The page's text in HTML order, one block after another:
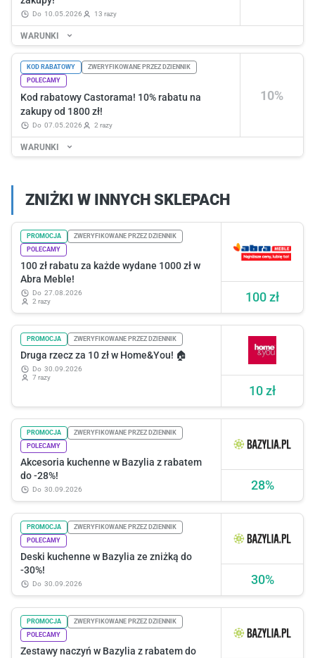
do 10.05.2026 13 razy
WARUNKI
10%
KOD RABATOWY
ZWERYFIKOWANE PRZEZ DZIENNIK
POLECAMY
Kod rabatowy Castorama! 10% rabatu na
zakupy od 1800 zł!
do 07.05.2026 2 razy
WARUNKI
ZNIŻKI W INNYCH SKLEPACH
100 zł
PROMOCJA
ZWERYFIKOWANE PRZEZ DZIENNIK
POLECAMY
100 zł rabatu za każde wydane 1000 zł w
Abra Meble!
do 27.08.2026
2 razy
10 zł
PROMOCJA ZWERYFIKOWANE PRZEZ DZIENNIK
Druga rzecz za 10 zł w Home&You! 🏠
do 30.09.2026
7 razy
28%
PROMOCJA
ZWERYFIKOWANE PRZEZ DZIENNIK
POLECAMY
Akcesoria kuchenne w Bazylia z rabatem
do -28%!
do 30.09.2026
30%
PROMOCJA
ZWERYFIKOWANE PRZEZ DZIENNIK
POLECAMY
Deski kuchenne w Bazylia ze zniżką do
-30%!
do 30.09.2026
PROMOCJA
ZWERYFIKOWANE PRZEZ DZIENNIK
POLECAMY
Zestawy naczyń w Bazylia z rabatem do